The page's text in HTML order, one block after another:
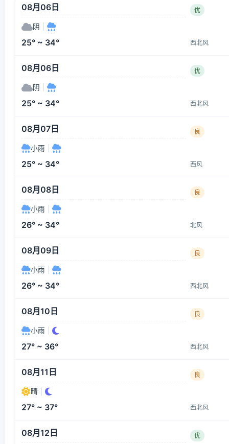
08月06日 优
阴
25° ~ 34° 西北风
08月06日 优
阴
25° ~ 34° 西北风
08月07日 良
小雨
25° ~ 34° 西风
08月08日 良
小雨
26° ~ 34° 北风
08月09日 良
小雨
26° ~ 34° 西北风
08月10日 良
小雨
27° ~ 36° 西北风
08月11日 良
晴
27° ~ 37° 西北风
08月12日 优